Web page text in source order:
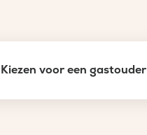
Kiezen voor een gastouder